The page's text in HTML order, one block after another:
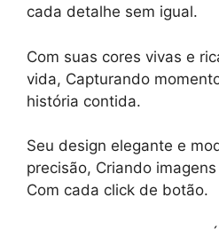
cada detalhe sem igual.
Com suas cores vivas e
vida, Capturando
história contida.
Seu design elegante e
precisão, Criando
Com cada click de botão.